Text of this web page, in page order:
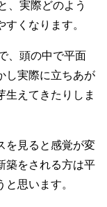
、実際どのよう
くなります。
、頭の中で平面
し実際に立ちあが
生えてきたりしま
を見ると感覚が変
築をされる方は平
思います。